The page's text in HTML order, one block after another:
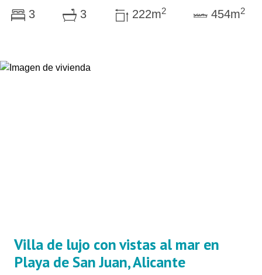
3 3 222m2 454m2
Villa de lujo con vistas al mar en
Playa de San Juan, Alicante